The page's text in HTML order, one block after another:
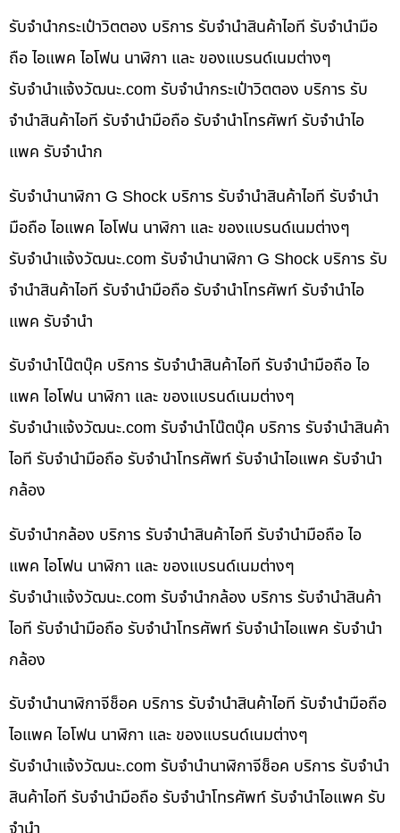
รับจำนำกระเป๋าวิตตอง บริการ รับจำนำสินค้าไอที รับจำนำมือ
ถือ ไอแพค ไอโฟน นาฬิกา และ ของแบรนด์เนมต่างๆ
รับจํานําแจ้งวัฒนะ.com รับจำนำกระเป๋าวิตตอง บริการ รับ
จำนำสินค้าไอที รับจำนำมือถือ รับจำนำโทรศัพท์ รับจำนำไอ
แพค รับจำนำก
รับจำนำนาฬิกา G Shock บริการ รับจำนำสินค้าไอที รับจำนำ
มือถือ ไอแพค ไอโฟน นาฬิกา และ ของแบรนด์เนมต่างๆ
รับจํานําแจ้งวัฒนะ.com รับจำนำนาฬิกา G Shock บริการ รับ
จำนำสินค้าไอที รับจำนำมือถือ รับจำนำโทรศัพท์ รับจำนำไอ
แพค รับจำนำ
รับจำนำโน๊ตบุ๊ค บริการ รับจำนำสินค้าไอที รับจำนำมือถือ ไอ
แพค ไอโฟน นาฬิกา และ ของแบรนด์เนมต่างๆ
รับจํานําแจ้งวัฒนะ.com รับจำนำโน๊ตบุ๊ค บริการ รับจำนำสินค้า
ไอที รับจำนำมือถือ รับจำนำโทรศัพท์ รับจำนำไอแพค รับจำนำ
กล้อง
รับจำนำกล้อง บริการ รับจำนำสินค้าไอที รับจำนำมือถือ ไอ
แพค ไอโฟน นาฬิกา และ ของแบรนด์เนมต่างๆ
รับจํานําแจ้งวัฒนะ.com รับจำนำกล้อง บริการ รับจำนำสินค้า
ไอที รับจำนำมือถือ รับจำนำโทรศัพท์ รับจำนำไอแพค รับจำนำ
กล้อง
รับจำนำนาฬิกาจีช็อค บริการ รับจำนำสินค้าไอที รับจำนำมือถือ
ไอแพค ไอโฟน นาฬิกา และ ของแบรนด์เนมต่างๆ
รับจํานําแจ้งวัฒนะ.com รับจำนำนาฬิกาจีช็อค บริการ รับจำนำ
สินค้าไอที รับจำนำมือถือ รับจำนำโทรศัพท์ รับจำนำไอแพค รับ